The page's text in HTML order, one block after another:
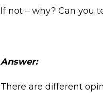
If not – why? Can you
Answer:
There are different